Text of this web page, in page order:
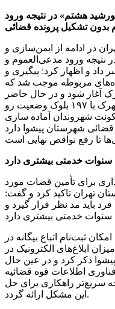
هشتم» در نتیجه ورود
بدون تشکیل پرونده قضائی
در ادامه از ایمن‌سازی و
ورود مدعی‌العموم و
داد و اظهار کرد: پیگیری و
مربوطه موجب شد که
آغاز شود و در حال حاضر
گزارشات حاکی از این است که این شهرک با ۱۹۷ بلوک وضعیت رو
شهروندان آماده سازی
شهرستان پیشوا دارد
سنوات خدمتی بیشتری دارد
برای تأمین قضات مورد
تهران تاکید کرد و گفت:
باید مد نظر قرار گیرد و
ثبت‌نام اتباع بیگانه در
ابلاغ‌های الکترونیک در
ذکر کرد و در عین حال
اطلاعات قوه قضائیه
سریع‌تر راهکاری برای حل
این مشکل ارائه گردد.